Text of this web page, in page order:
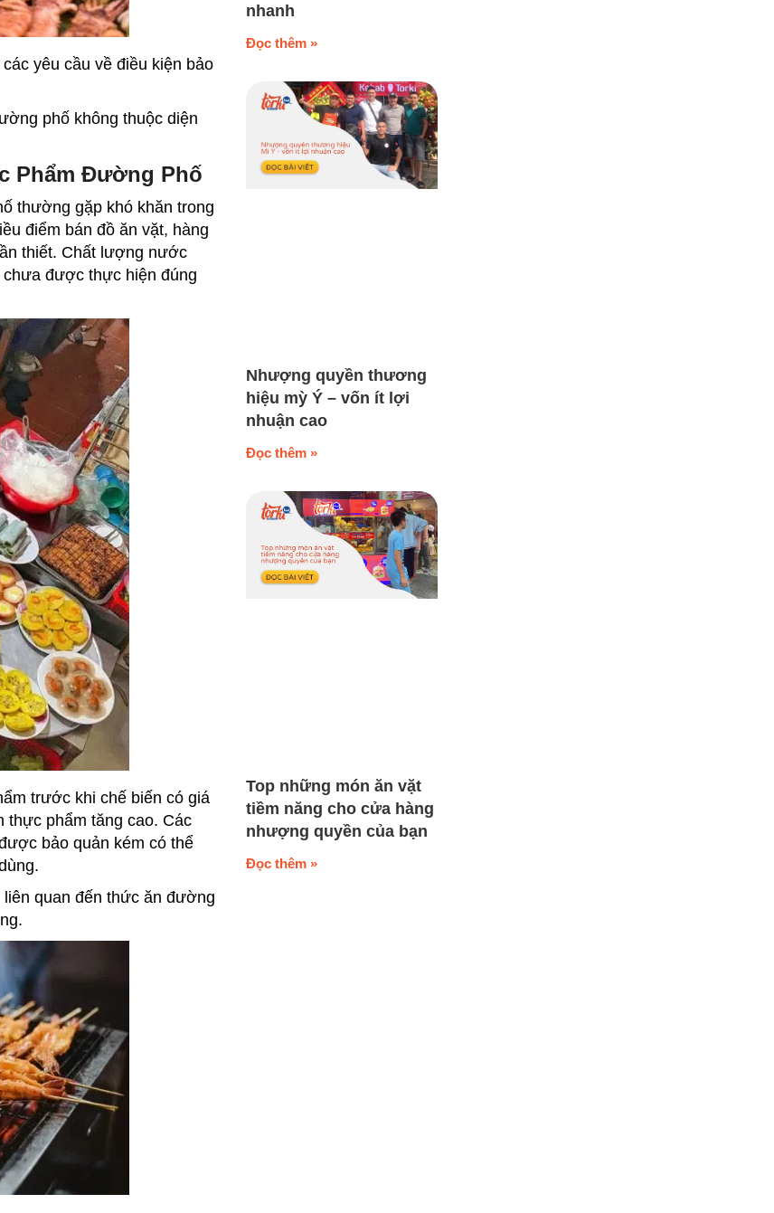
yêu cầu về điều kiện bảo
phố không thuộc diện
Phẩm Đường Phố
thường gặp khó khăn trong
điểm bán đồ ăn vặt, hàng
thiết. Chất lượng nước
được thực hiện đúng
trước khi chế biến có giá
thực phẩm tăng cao. Các
bảo quản kém có thể
quan đến thức ăn đường
nhanh
Đọc thêm »
Nhượng quyền thương
hiệu mỳ Ý – vốn ít lợi
nhuận cao
Đọc thêm »
Top những món ăn vặt
tiềm năng cho cửa hàng
nhượng quyền của bạn
Đọc thêm »